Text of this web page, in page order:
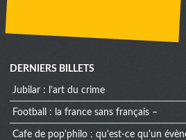
DERNIERS BILLETS
jubilar : l’art du crime
football : la france sans français –
cafe de pop'philo : qu'est-ce qu'un